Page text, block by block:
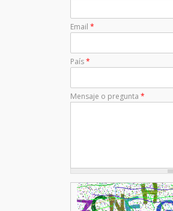
Email *
País*
Mensaje o pregunta *